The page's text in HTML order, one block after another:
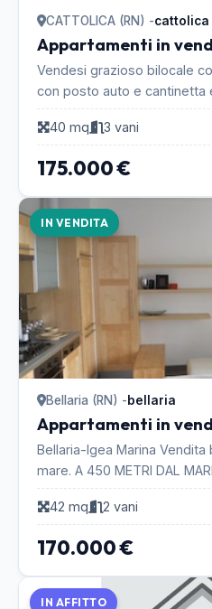
CATTOLICA (RN) -cattolica
Appartamenti in
Vendesi grazioso bilocale
con posto auto e cantinetta
mare. L' appartamento è
40 mq
3 vani
175.000 €
IN VENDITA
Bellaria (RN) -bellaria
Appartamenti in
Bellaria-Igea Marina
mare. A 450 METRI DAL
CENTRO DI BELLARIA, IN
A...42 mq 2 vani
170.000 €
IN AFFITTO